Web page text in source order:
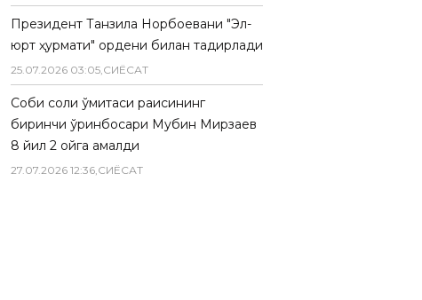
Президент Танзила Норбоевани "Эл-
юрт ҳурмати" ордени билан тақдирлади
25.07.2026 03:05,СИËСАТ
Собиқ солиқ қўмитаси раисининг
биринчи ўринбосари Мубин Мирзаев
8 йил 2 ойга қамалди
27.07.2026 12:36,СИËСАТ